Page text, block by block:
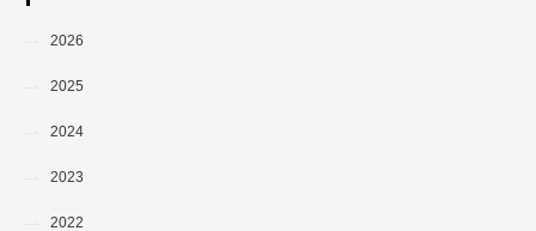
2026
2025
2024
2023
2022